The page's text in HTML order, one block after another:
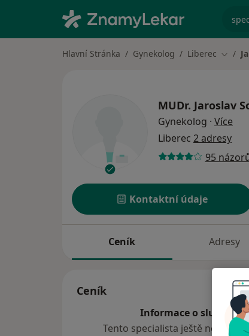
Hlavní Stránka Gynekolog Liberec
MUDr. Jaroslav
Gynekolog · Více
Liberec 2 adresy
95
Kontaktní údaje
Ceník Adresy
Ceník
Informace o službách
Tento specialista ještě